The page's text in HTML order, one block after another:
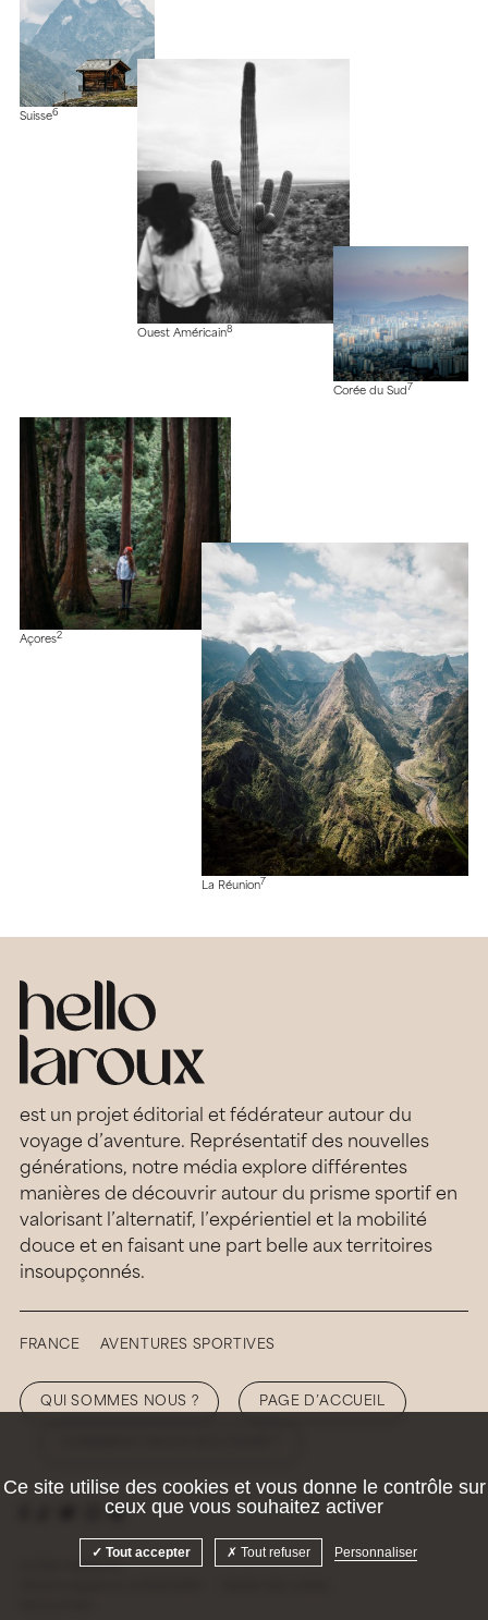
Suisse6
Ouest Américain8
Corée du Sud 7
Açores2
La Réunion7
est un projet éditorial et fédérateur autour du
voyage d’aventure. Représentatif des nouvelles
générations, notre média explore différentes
manières de découvrir autour du prisme sportif en
valorisant l’alternatif, l’expérientiel et la mobilité
douce et en faisant une part belle aux territoires
insoupçonnés.
FRANCE AVENTURES SPORTIVES
QUI SOMMES NOUS ? PAGE D’ACCUEIL
© 2026 Hellolaroux
Ce site utilise des cookies et vous donne le contrôle sur
ceux que vous souhaitez activer
Tout accepter Tout refuser Personnaliser